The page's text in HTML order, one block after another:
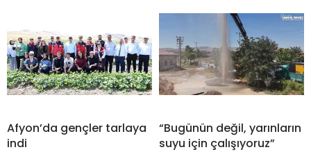
Afyon’da gençler tarlaya
indi
“Bugünün değil, yarınların
suyu için çalışıyoruz”